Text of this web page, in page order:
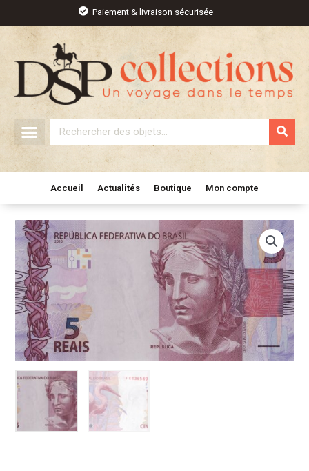
contenu
Paiement & livraison sécurisée
Rechercher
Accueil Actualités Boutique Mon compte